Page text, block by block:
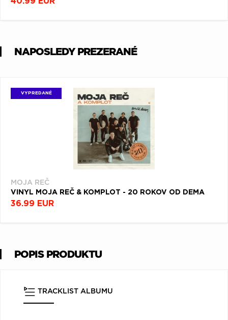
NAPOSLEDY PREZERANÉ
VYPREDANÉ
MOJA REČ
VINYL MOJA REČ & KOMPLOT - 20 ROKOV OD DEMA
36.99 EUR
POPIS PRODUKTU
TRACKLIST ALBUMU